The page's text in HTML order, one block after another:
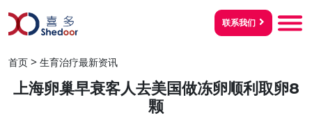
联系我们
首页 > 生育治疗最新资讯
上海卵巢早衰客人去美国做冻卵顺利取卵8
颗